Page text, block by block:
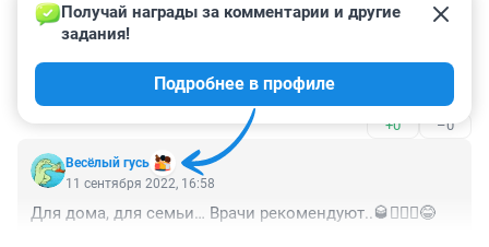
12 сентября 2022, 02:14
"Женский алкоголизм победить тяжелее, чем
мужской"- на вопрос не ответили. Либо Марат не
догнал сути вопроса, либо автор статьи не очень
умеет с текстом работать
+0 –0
Весёлый гусь
Получай награды за комментарии и другие
задания!
Подробнее в профиле
11 сентября 2022, 16:58
Для дома, для семьи… Врачи рекомендуют..🥃🤷🏼‍♂️😂